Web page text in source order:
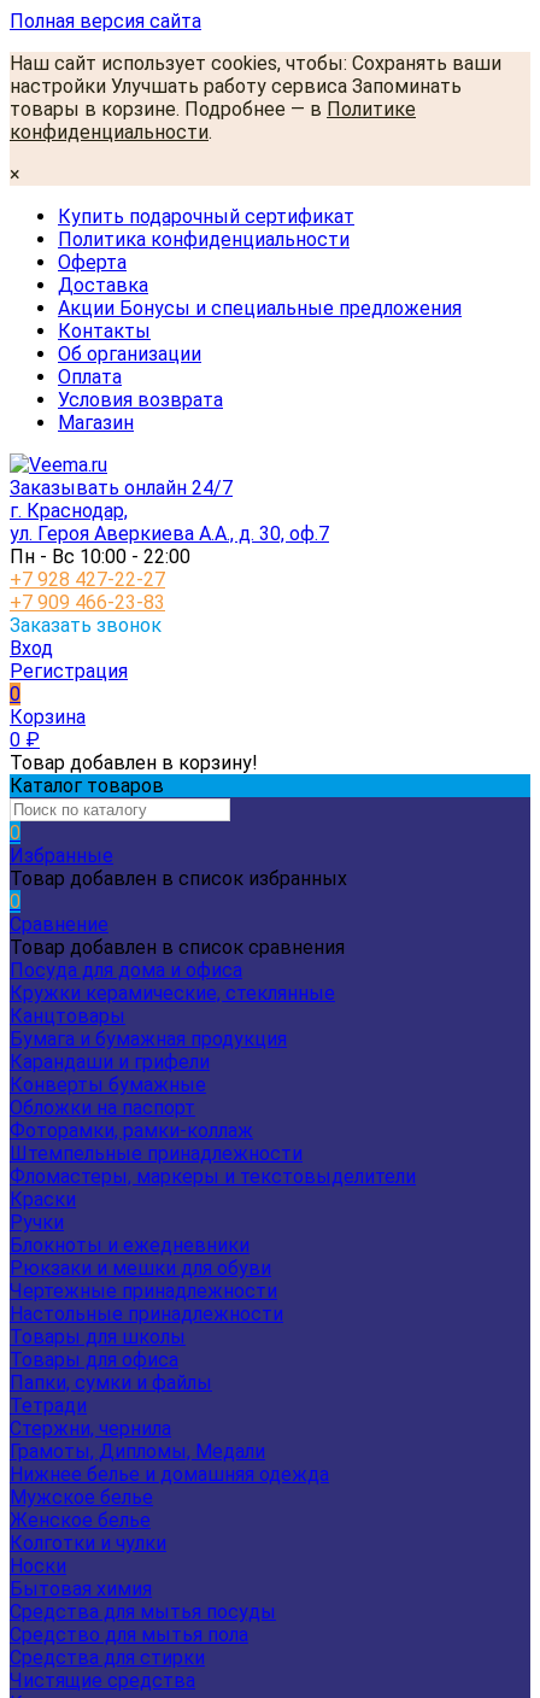
Полная версия сайта
Наш сайт использует cookies, чтобы: Сохранять ваши
настройки Улучшать работу сервиса Запоминать
товары в корзине. Подробнее — в Политике
конфиденциальности.
×
Купить подарочный сертификат
Политика конфиденциальности
Оферта
Доставка
Акции Бонусы и специальные предложения
Контакты
Об организации
Оплата
Условия возврата
Магазин
Заказывать онлайн 24/7
г. Краснодар,
ул. Героя Аверкиева А.А., д. 30, оф.7
Пн - Вс 10:00 - 22:00
+7 928 427-22-27
+7 909 466-23-83
Заказать звонок
Вход
Регистрация
0
Корзина
0 ₽
Товар добавлен в корзину!
Каталог товаров
0
Избранные
Товар добавлен в список избранных
0
Сравнение
Товар добавлен в список сравнения
Посуда для дома и офиса
Кружки керамические, стеклянные
Канцтовары
Бумага и бумажная продукция
Карандаши и грифели
Конверты бумажные
Обложки на паспорт
Фоторамки, рамки-коллаж
Штемпельные принадлежности
Фломастеры, маркеры и текстовыделители
Краски
Ручки
Блокноты и ежедневники
Рюкзаки и мешки для обуви
Чертежные принадлежности
Настольные принадлежности
Товары для школы
Товары для офиса
Папки, сумки и файлы
Тетради
Стержни, чернила
Грамоты, Дипломы, Медали
Нижнее белье и домашняя одежда
Мужское белье
Женское белье
Колготки и чулки
Носки
Бытовая химия
Средства для мытья посуды
Средство для мытья пола
Средства для стирки
Чистящие средства